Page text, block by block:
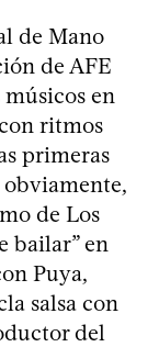
de Mano
de AFE
en
ritmos
primeras
de Los
bailar” en
Puya,
salsa con
del